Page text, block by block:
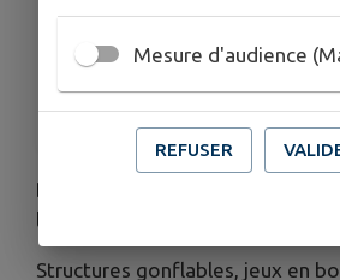
7 € durée illimitée
Adultes gratuit
Du 13 juillet au 2 août de 11h à
loisirs "Les Gonflés" vous
Structures gonflables, jeux en
Mesure d'audience
REFUSER